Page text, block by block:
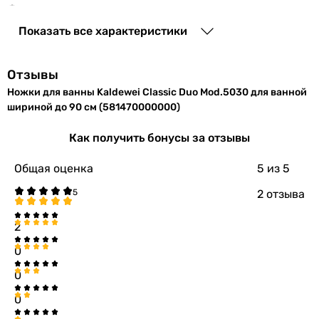
Физические характеристики
Цвет хром
Габариты в упаковке
Ширина в
235 мм
упаковке
Глубина в
упаковке
Вес в упаковке
Гарантия
Гарантия
Показать все характеристики
Отзывы
Ножки для ванны Kaldewei Classic Duo Mod.5030 для ванной
шириной до 90 см (581470000000)
Как получить бонусы за отзывы
Общая оценка 5 из 5
2 отзыва
2
0
0
0